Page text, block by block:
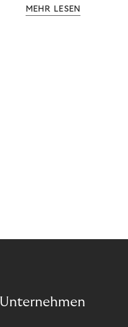
wünschen. Sie
MEHR LESEN
Unternehmen